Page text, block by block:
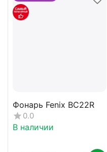
Фонарь Fenix BC22R
0.0
В наличии